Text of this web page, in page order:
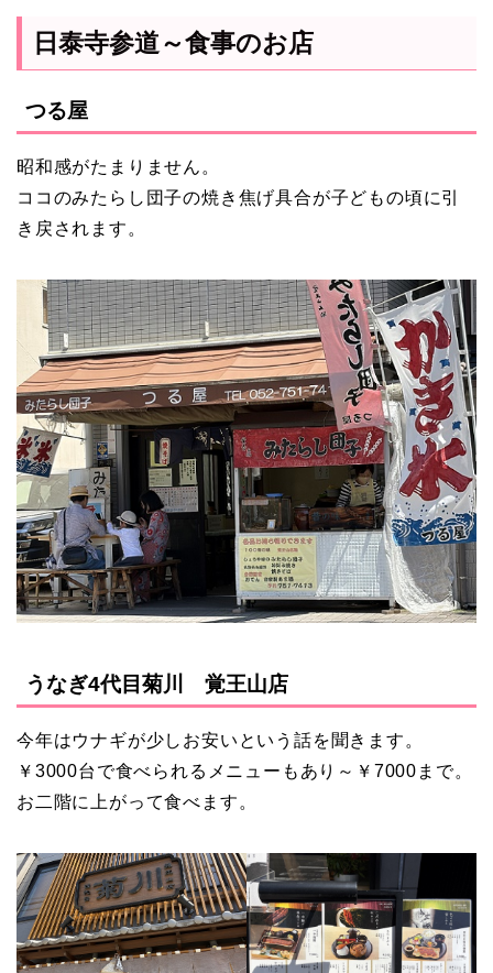
日泰寺参道～食事のお店
つる屋
昭和感がたまりません。
ココのみたらし団子の焼き焦げ具合が子どもの頃に引
き戻されます。
うなぎ4代目菊川 覚王山店
今年はウナギが少しお安いという話を聞きます。
￥3000台で食べられるメニューもあり～￥7000まで。
お二階に上がって食べます。